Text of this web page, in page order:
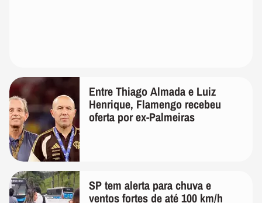
Entre Thiago Almada e Luiz
Henrique, Flamengo recebeu
oferta por ex-Palmeiras
SP tem alerta para chuva e
ventos fortes de até 100 km/h